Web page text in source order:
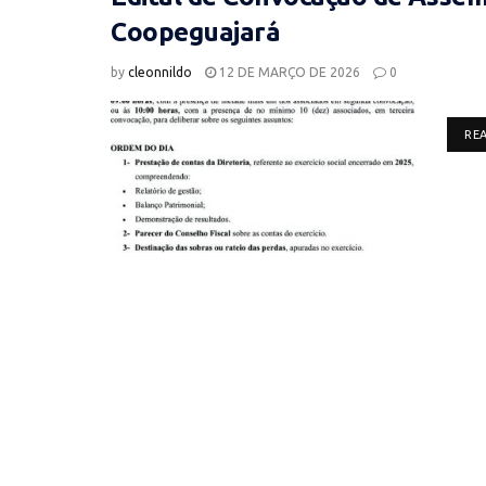
Coopeguajará
by cleonnildo 12 DE MARÇO DE 2026 0